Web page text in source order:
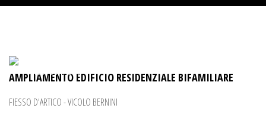
VEDI DETTAGLIO
AMPLIAMENTO EDIFICIO RESIDENZIALE BIFAMILIARE
FIESSO D'ARTICO - VICOLO BERNINI